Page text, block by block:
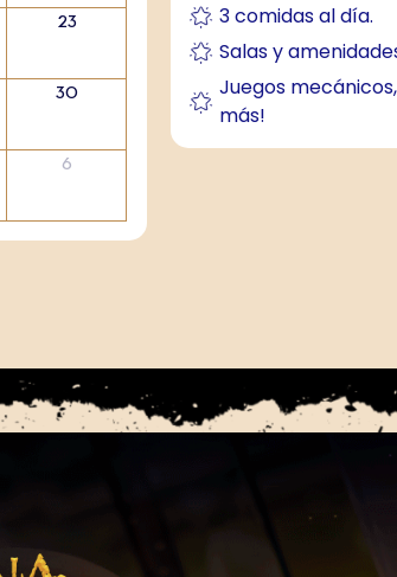
23
30
6
3 comidas al día.
Salas y
Juegos
más!